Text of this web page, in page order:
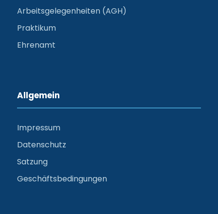
Arbeitsgelegenheiten (AGH)
Praktikum
Ehrenamt
Allgemein
Impressum
Datenschutz
Satzung
Geschäftsbedingungen